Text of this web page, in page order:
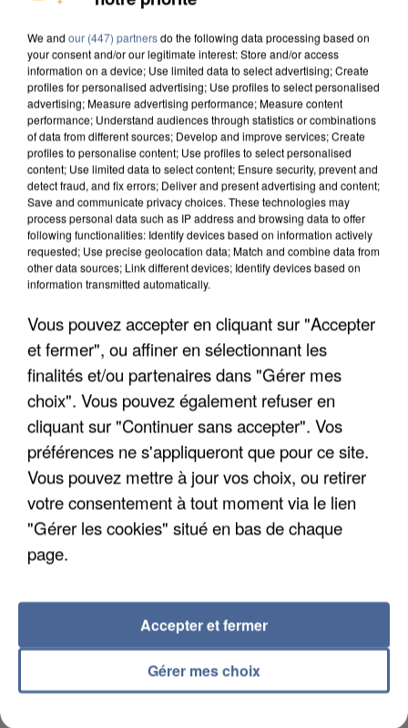
APRÈS TOUTES CES CANICULES, LES REFUGES
DE FAUNE SAUVAGE SONT...
L’UN DES FONDATEURS SUPPOSÉS DE LA DZ
We and our (447) partnersdo the following data processing based on
your consent and/or our legitimate interest: Store and/or access
information on a device; Use limited data to select advertising; Create
profiles for personalised advertising; Use profiles to select personalised
advertising; Measure advertising performance; Measure content
performance; Understand audiences through statistics or combinations
of data from different sources; Develop and improve services; Create
profiles to personalise content; Use profiles to select personalised
content; Use limited data to select content; Ensure security, prevent and
detect fraud, and fix errors; Deliver and present advertising and content;
Save and communicate privacy choices. These technologies may
process personal data such as IP address and browsing data to offer
following functionalities: Identify devices based on information actively
requested; Use precise geolocation data; Match and combine data from
other data sources; Link different devices; Identify devices based on
information transmitted automatically.
Vous pouvez accepter en cliquant sur "Accepter
et fermer", ou affiner en sélectionnant les
finalités et/ou partenaires dans "Gérer mes
choix". Vous pouvez également refuser en
cliquant sur "Continuer sans accepter". Vos
préférences ne s'appliqueront que pour ce site.
Vous pouvez mettre à jour vos choix, ou retirer
votre consentement à tout moment via le lien
"Gérer les cookies" situé en bas de chaque
page.
Gérer mes choix
Accepter et fermer